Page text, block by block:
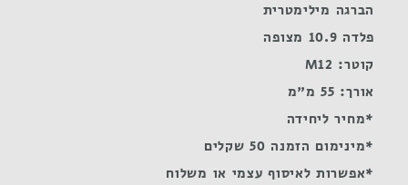
הברגה מילימטרית
פלדה 10.9 מצופה
קוטר: M12
אורך: 55 מ"מ
*מחיר ליחידה
*מינימום הזמנה 50 שקלים
*אפשרות לאיסוף עצמי או משלוח